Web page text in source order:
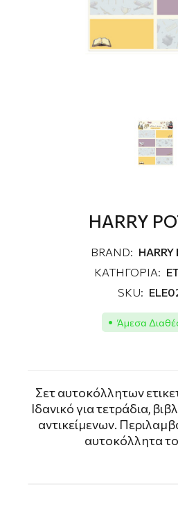
HARRY
BRAND: HARRY
ΚΑΤΗΓΟΡΙΑ:
SKU:
Άμεσα
Σετ αυτοκόλλητων
Ιδανικό για τετράδια,
αντικείμενων.
αυτοκόλλητα